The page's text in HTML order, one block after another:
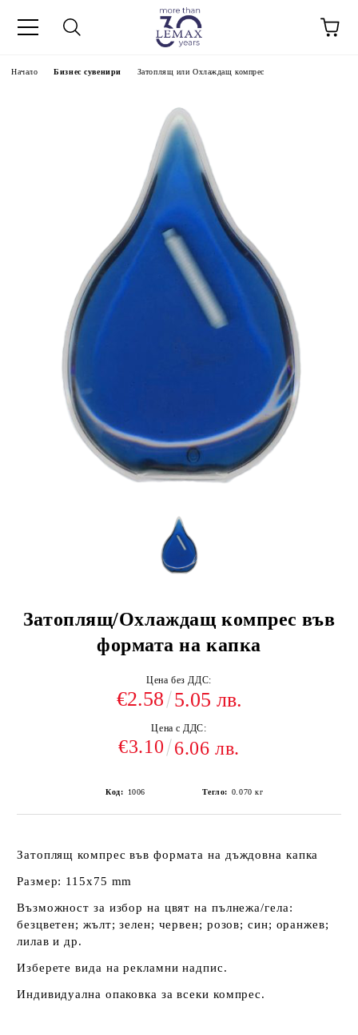
Начало Бизнес сувенири Затоплящ или Охлаждащ компрес
Затоплящ/Охлаждащ компрес във
формата на капка
Цена без ДДС:
€2.58 5.05 лв.
Цена с ДДС:
€3.10 6.06 лв.
Код: 1006 Тегло: 0.070 кг
Затоплящ компрес във формата на дъждовна капка
Размер: 115x75 mm
Възможност за избор на цвят на пълнежа/гела:
безцветен; жълт; зелен; червен; розов; син; оранжев;
лилав и др.
Изберете вида на рекламни надпис.
Индивидуална опаковка за всеки компрес.